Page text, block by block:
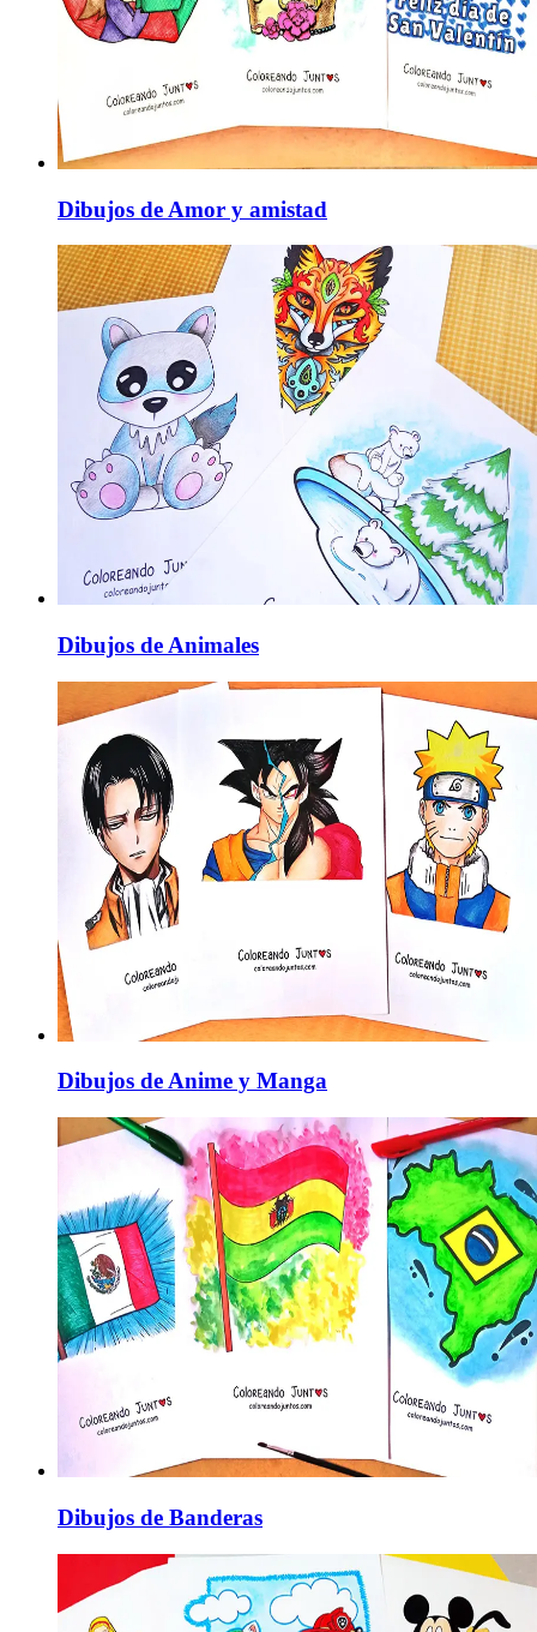
Dibujos de Amor y amistad
Dibujos de Animales
Dibujos de Anime y Manga
Dibujos de Banderas